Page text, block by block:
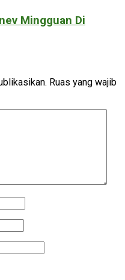
Mingguan Di
Ruas yang wajib